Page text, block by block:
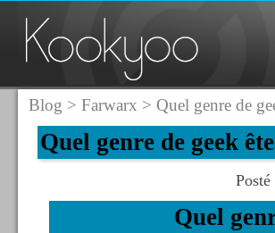
Blog > Farwarx > Quel genre de
Quel genre de geek
Quel